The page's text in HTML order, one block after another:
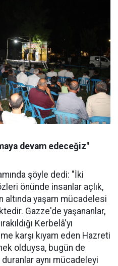
devam edeceğiz"
şöyle dedi: "İki
önünde insanlar açlık,
altında yaşam mücadelesi
Gazze'de yaşananlar,
Kerbelâ'yı
karşı kıyam eden Hazreti
olduysa, bugün de
duranlar aynı mücadeleyi